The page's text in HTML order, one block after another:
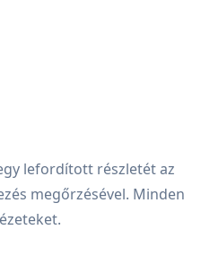
lefordított részletét az
megőrzésével. Minden